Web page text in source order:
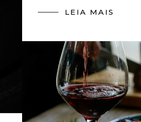
LEIA MAIS